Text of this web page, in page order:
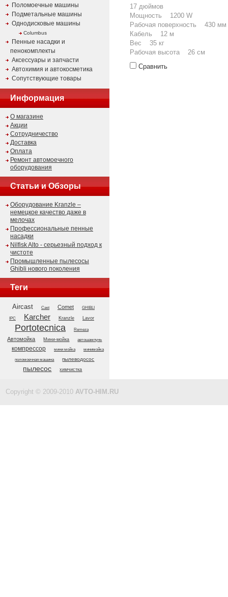
Поломоечные машины
Подметальные машины
Однодисковые машины
Columbus
Пенные насадки и
пенокомплекты
Аксессуары и запчасти
Автохимия и автокосметика
Сопутствующие товары
Информация
О магазине
Акции
Сотрудничество
Доставка
Оплата
Ремонт автомоечного
оборудования
Статьи и Обзоры
Оборудование Kranzle –
немецкое качество даже в
мелочах
Профессиональные пенные
насадки
Nilfisk Alto - серьезный подход к
чистоте
Промышленные пылесосы
Ghibli нового поколения
Теги
Aircast Cast Comet GHIBLI
IPC Karcher Kranzle Lavor
Portotecnica Remeza
Автомойка Мини-мойка автошампунь
компрессор мини мойка минимойка
поломоечная машина пылеводосос
пылесос химчистка
17 дюймов
Мощность 1200 W
Рабочая поверхность 430 мм
Кабель 12 м
Вес 35 кг
Рабочая высота 26 см
Сравнить
Copyright © 2009-2010 AVTO-HIM.RU